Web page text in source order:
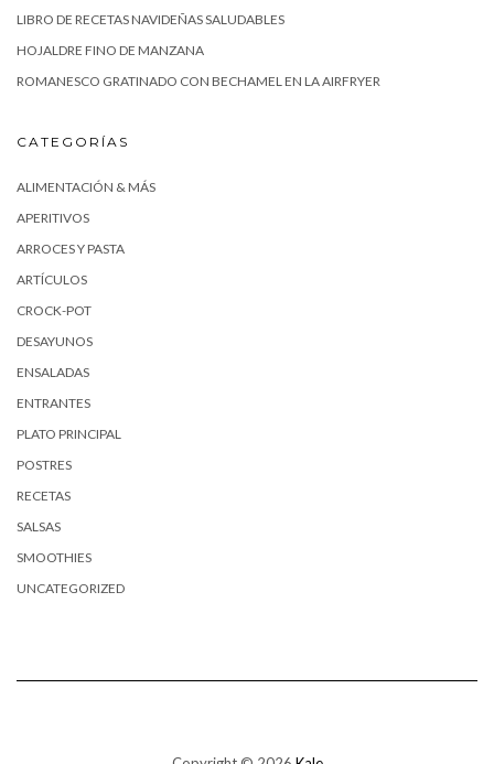
LIBRO DE RECETAS NAVIDEÑAS SALUDABLES
HOJALDRE FINO DE MANZANA
ROMANESCO GRATINADO CON BECHAMEL EN LA AIRFRYER
CATEGORÍAS
ALIMENTACIÓN & MÁS
APERITIVOS
ARROCES Y PASTA
ARTÍCULOS
CROCK-POT
DESAYUNOS
ENSALADAS
ENTRANTES
PLATO PRINCIPAL
POSTRES
RECETAS
SALSAS
SMOOTHIES
UNCATEGORIZED